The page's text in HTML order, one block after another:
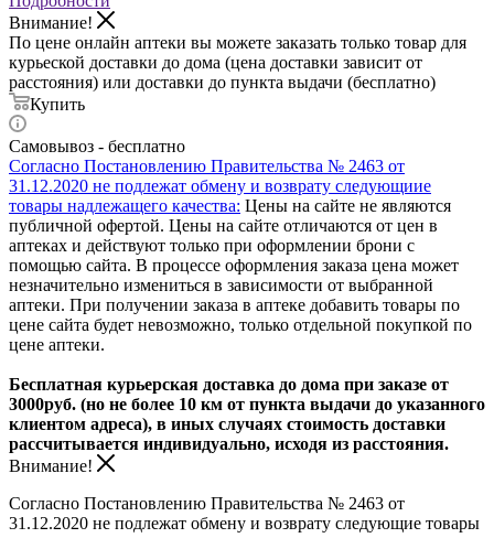
Внимание!
По цене онлайн аптеки вы можете заказать только товар для
курьеской доставки до дома (цена доставки зависит от
расстояния) или доставки до пункта выдачи (бесплатно)
Купить
Самовывоз - бесплатно
Согласно Постановлению Правительства № 2463 от
31.12.2020 не подлежат обмену и возврату следующиие
товары надлежащего качества: Цены на сайте не являются
публичной офертой. Цены на сайте отличаются от цен в
аптеках и действуют только при оформлении брони с
помощью сайта. В процессе оформления заказа цена может
незначительно измениться в зависимости от выбранной
аптеки. При получении заказа в аптеке добавить товары по
цене сайта будет невозможно, только отдельной покупкой по
цене аптеки.
Бесплатная курьерская доставка до дома при заказе от
3000руб. (но не более 10 км от пункта выдачи до указанного
клиентом адреса), в иных случаях стоимость доставки
рассчитывается индивидуально, исходя из расстояния.
Внимание!
Согласно Постановлению Правительства № 2463 от
31.12.2020 не подлежат обмену и возврату следующие товары